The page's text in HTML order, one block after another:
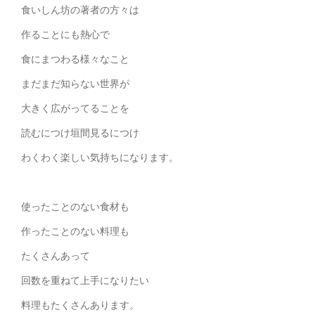
食いしん坊の著者の方々は
作ることにも熱心で
食にまつわる様々なこと
まだまだ知らない世界が
大きく広がってることを
読むにつけ垣間見るにつけ
わくわく楽しい気持ちになります。
使ったことのない食材も
作ったことのない料理も
たくさんあって
回数を重ねて上手になりたい
料理もたくさんあります。